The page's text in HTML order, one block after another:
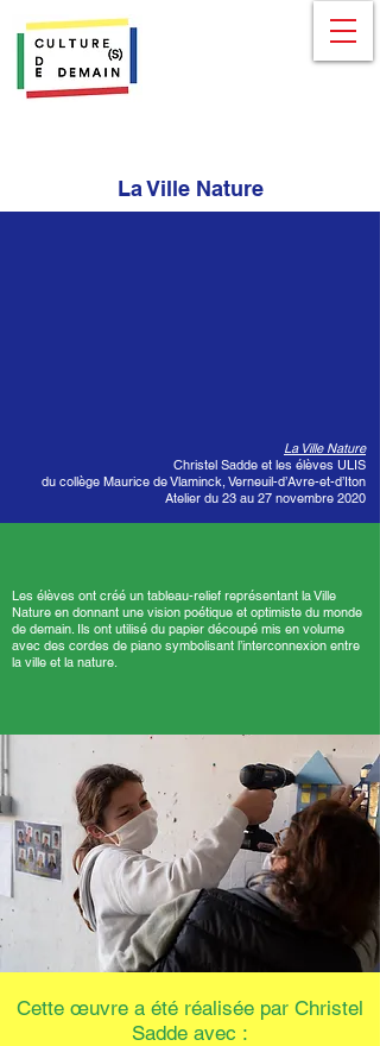
La Ville Nature
La Ville Nature
Christel Sadde et les élèves ULIS
du collège Maurice de Vlaminck, Verneuil-d’Avre-et-d’Iton
Atelier du 23 au 27 novembre 2020
Les élèves ont créé un tableau-relief représentant la Ville
Nature en donnant une vision poétique et optimiste du monde
de demain. Ils ont utilisé du papier découpé mis en volume
avec des cordes de piano symbolisant l’interconnexion entre
la ville et la nature.
Cette œuvre a été réalisée par Christel
Sadde avec :